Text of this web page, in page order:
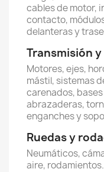
cables de motor,
contacto,
delanteras y
Transmisión
Motores, ejes,
mástil, sistemas
carenados,
abrazaderas,
enganches y
Ruedas y
Neumáticos,
aire, rodamientos.